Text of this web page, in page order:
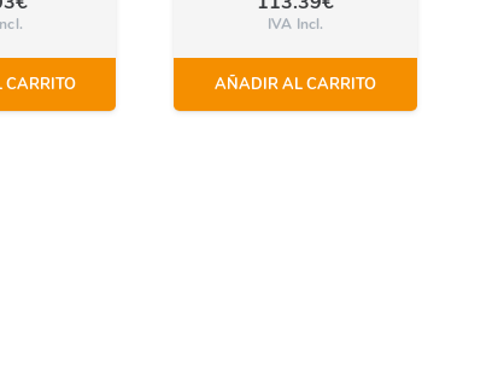
IVA Incl.
AÑADIR AL CARRITO